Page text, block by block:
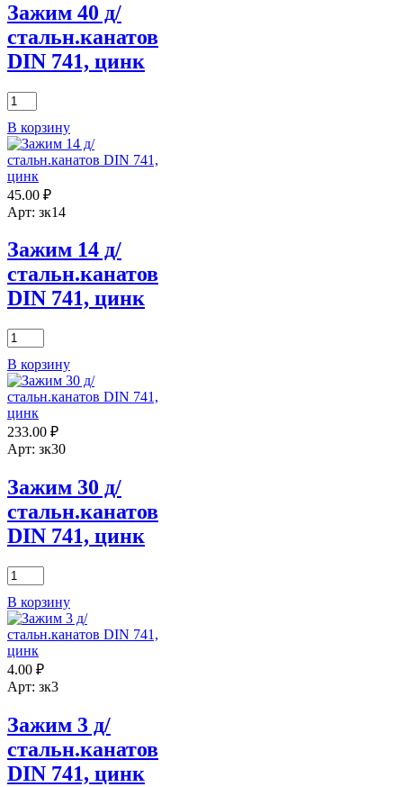
Зажим 40 д/
стальн.канатов
DIN 741, цинк
Количество
товара
Зажим
40
д/
стальн.канатов
DIN
741,
В корзину
45.00 ₽
Арт: зк14
Зажим 14 д/
стальн.канатов
DIN 741, цинк
Количество
товара
Зажим
14
д/
стальн.канатов
DIN
741,
В корзину
233.00 ₽
Арт: зк30
Зажим 30 д/
стальн.канатов
DIN 741, цинк
Количество
товара
Зажим
30
д/
стальн.канатов
DIN
741,
В корзину
4.00 ₽
Арт: зк3
Зажим 3 д/
стальн.канатов
DIN 741, цинк